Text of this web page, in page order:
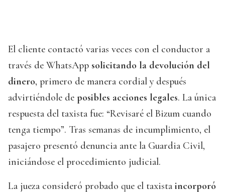
El cliente contactó varias veces con el conductor a
través de WhatsApp solicitando la devolución del
dinero, primero de manera cordial y después
advirtiéndole de posibles acciones legales. La única
respuesta del taxista fue: “Revisaré el Bizum cuando
tenga tiempo”. Tras semanas de incumplimiento, el
pasajero presentó denuncia ante la Guardia Civil,
iniciándose el procedimiento judicial.
La jueza consideró probado que el taxista incorporó